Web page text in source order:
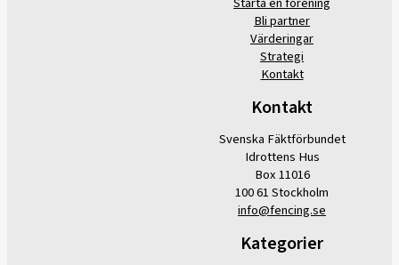
Bli partner
Värderingar
Strategi
Kontakt
Kontakt
Svenska Fäktförbundet
Idrottens Hus
Box 11016
100 61 Stockholm
info@fencing.se
Kategorier